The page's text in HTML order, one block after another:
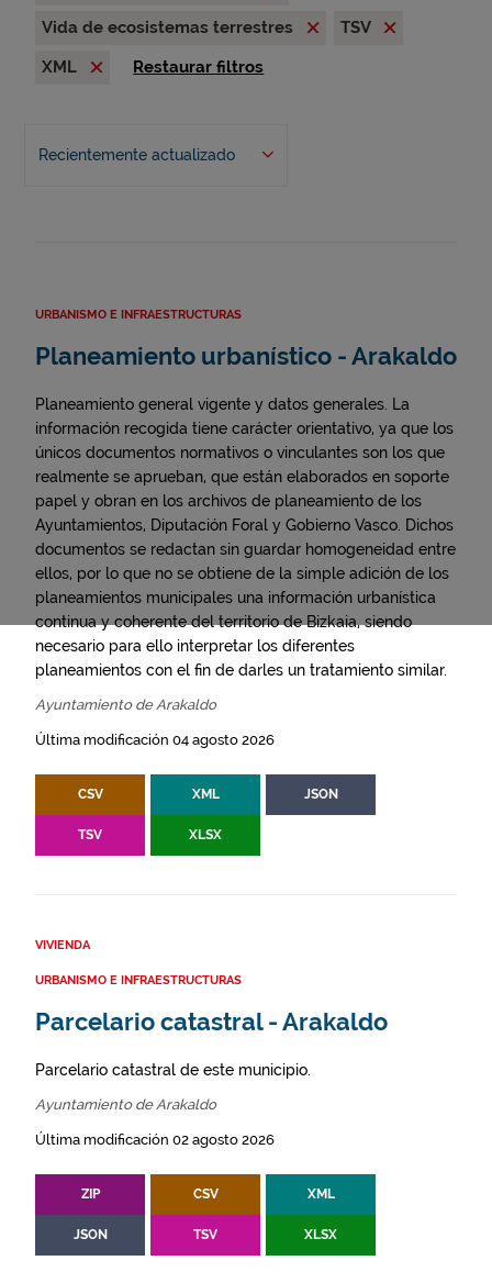
Vida de ecosistemas terrestres
TSV
XML
Restaurar filtros
Recientemente actualizado
URBANISMO E INFRAESTRUCTURAS
Planeamiento urbanístico - Arakaldo
Planeamiento general vigente y datos generales. La
información recogida tiene carácter orientativo, ya que los
únicos documentos normativos o vinculantes son los que
realmente se aprueban, que están elaborados en soporte
papel y obran en los archivos de planeamiento de los
Ayuntamientos, Diputación Foral y Gobierno Vasco. Dichos
documentos se redactan sin guardar homogeneidad entre
ellos, por lo que no se obtiene de la simple adición de los
planeamientos municipales una información urbanística
continua y coherente del territorio de Bizkaia, siendo
necesario para ello interpretar los diferentes
planeamientos con el fin de darles un tratamiento similar.
Ayuntamiento de Arakaldo
Última modificación 04 agosto 2026
CSV XML JSON
TSV XLSX
VIVIENDA
URBANISMO E INFRAESTRUCTURAS
Parcelario catastral - Arakaldo
Parcelario catastral de este municipio.
Ayuntamiento de Arakaldo
Última modificación 02 agosto 2026
ZIP CSV XML
JSON TSV XLSX